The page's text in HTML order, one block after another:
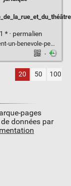
* · permalien
au-harcelement-sexistes-et-sexuels
·
20 50 100
pages
données par